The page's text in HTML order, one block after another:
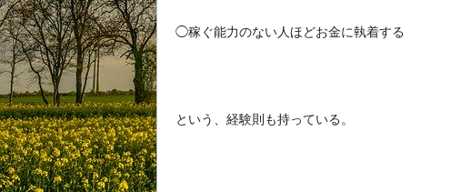
◯稼ぐ能力のない人ほどお金に執着する
という、経験則も持っている。